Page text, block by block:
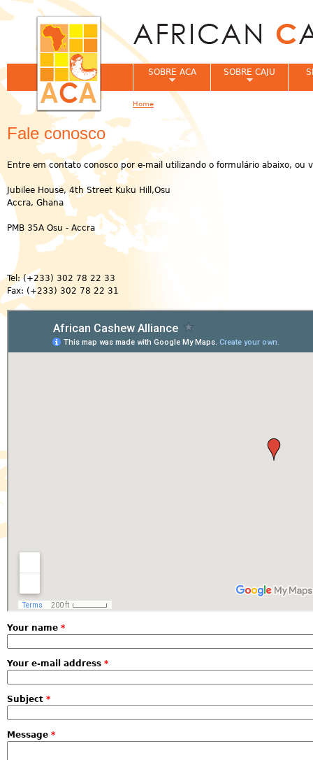
Fale conosco
Entre em contato conosco por e-mail utilizando o formulário abaixo, ou
Jubilee House, 4th Street Kuku Hill,Osu
Accra, Ghana
PMB 35A Osu - Accra
Tel: (+233) 302 78 22 33
Fax: (+233) 302 78 22 31
Your name *
Your e-mail address *
Subject *
Message *
SOBRE ACA SOBRE CAJU
You are here
Home